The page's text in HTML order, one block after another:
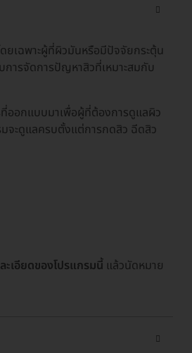
ยเฉพาะผู้ที่ผิวมันหรือมีปัจจัยกระตุ้น
การจัดการปัญหาสิวที่เหมาะสมกับ
ที่ออกแบบมาเพื่อผู้ที่ต้องการดูแลผิว
จะดูแลครบตั้งแต่การกดสิว ฉีดสิว
ะเอียดของโปรแกรมนี้ แล้วนัดหมาย